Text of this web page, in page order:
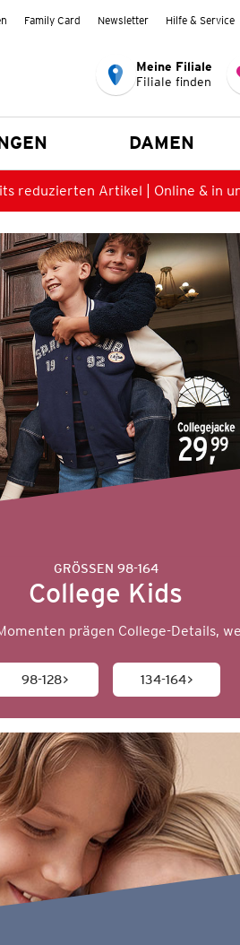
Family Card Newsletter Hilfe & Service
Meine Filiale
Filiale finden
DAMEN
reduzierten Artikel | Online & in
GRÖSSEN 98-164
College Kids
prägen College-Details,
98-128 134-164